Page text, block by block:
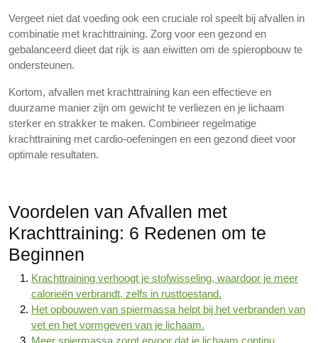
Vergeet niet dat voeding ook een cruciale rol speelt bij afvallen in
combinatie met krachttraining. Zorg voor een gezond en
gebalanceerd dieet dat rijk is aan eiwitten om de spieropbouw te
ondersteunen.
Kortom, afvallen met krachttraining kan een effectieve en
duurzame manier zijn om gewicht te verliezen en je lichaam
sterker en strakker te maken. Combineer regelmatige
krachttraining met cardio-oefeningen en een gezond dieet voor
optimale resultaten.
Voordelen van Afvallen met
Krachttraining: 6 Redenen om te
Beginnen
Krachttraining verhoogt je stofwisseling, waardoor je meer
calorieën verbrandt, zelfs in rusttoestand.
Het opbouwen van spiermassa helpt bij het verbranden van
vet en het vormgeven van je lichaam.
Meer spiermassa zorgt ervoor dat je lichaam continu